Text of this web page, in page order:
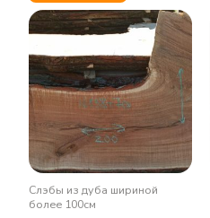
Слэбы из дуба шириной
более 100см